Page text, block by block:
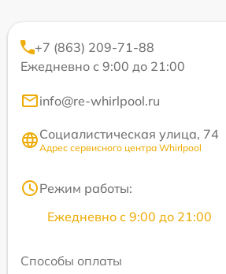
+7 (863) 209-71-88
Ежедневно с 9:00 до 21:00
info@re-whirlpool.ru
Социалистическая улица, 74
Адрес сервисного центра Whirlpool
Режим работы:
Ежедневно с 9:00 до 21:00
Способы оплаты